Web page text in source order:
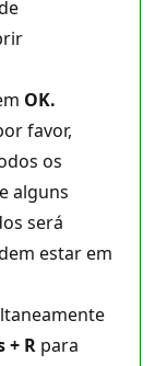
OK.
favor,
os
alguns
será
estar em
+ R para